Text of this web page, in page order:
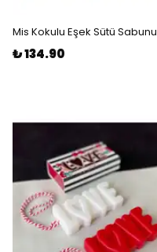
Mis Kokulu Eşek Sütü Sabunu
₺ 134.90